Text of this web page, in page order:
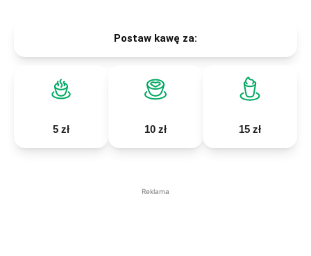
Postaw kawę za:
5 zł 10 zł 15 zł
Reklama